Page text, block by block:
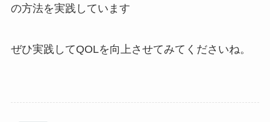
の方法を実践しています
ぜひ実践してQOLを向上させてみてくださいね。